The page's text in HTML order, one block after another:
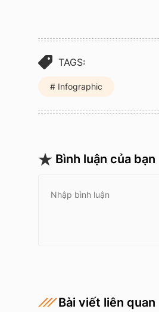
TAGS:
Infographic
Bình luận của bạn
Bài viết liên quan